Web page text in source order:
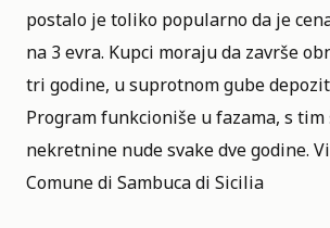
postalo je toliko popularno da je
na 3 evra. Kupci moraju da završe
tri godine, u suprotnom gube depozit
Program funkcioniše u fazama, s tim
nekretnine nude svake dve godine.
Comune di Sambuca di Sicilia